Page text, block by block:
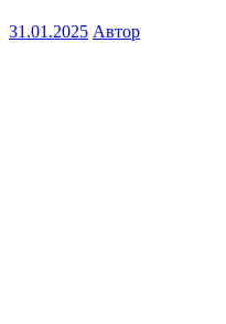
31.01.2025 Автор